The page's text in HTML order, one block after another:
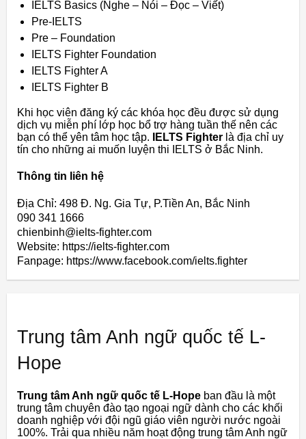
IELTS Basics (Nghe – Nói – Đọc – Viết)
Pre-IELTS
Pre – Foundation
IELTS Fighter Foundation
IELTS Fighter A
IELTS Fighter B
Khi học viên đăng ký các khóa học đều được sử dụng
dịch vụ miễn phí lớp học bổ trợ hàng tuần thế nên các
bạn có thể yên tâm học tập.
IELTS Fighter là địa chỉ uy
tín cho những ai muốn luyện thi IELTS ở Bắc Ninh.
Thông tin liên hệ
Địa Chỉ: 498 Đ. Ng. Gia Tự, P.Tiền An, Bắc Ninh
090 341 1666
chienbinh@ielts-fighter.com
Website: https://ielts-fighter.com
Fanpage: https://www.facebook.com/ielts.fighter
Trung tâm Anh ngữ quốc tế L-
Hope
Trung tâm Anh ngữ quốc tế L-Hope ban đầu là một
trung tâm chuyên đào tạo ngoại ngữ dành cho các khối
doanh nghiệp với đội ngũ giáo viên người nước ngoài
100%. Trải qua nhiều năm hoạt động trung tâm Anh ngữ